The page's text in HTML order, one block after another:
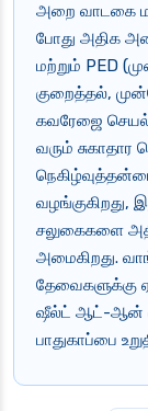
அறை வாடகை
போது அதிக
மற்றும் PED
குறைத்தல்,
கவரேஜை
வரும் சுகாதார
வழங்குகிறது,
சலுகைகளை
அமைகிறது.
தேவைகளுக்கு
ஷீல்ட் ஆட்-ஆன்
பாதுகாப்பை